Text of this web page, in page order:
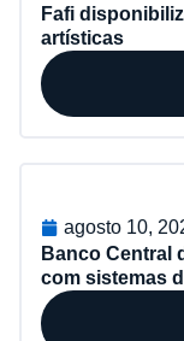
Fafi
artísticas
agosto 10,
Banco Central
com sistemas